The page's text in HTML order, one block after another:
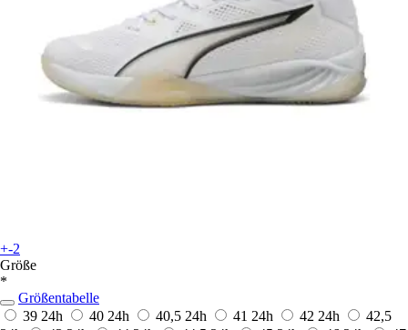
+-2
Größe
*
Größentabelle
39 24h 40 24h 40,5 24h 41 24h 42 24h
42,5